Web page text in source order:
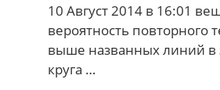
10 Август 2014 в 16:01
вероятность повторного
выше названных линий в
круга …